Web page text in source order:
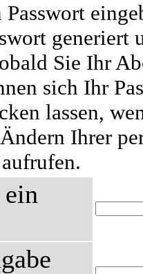
Passwort
generiert
Sie Ihr
sich Ihr
lassen,
Ihrer